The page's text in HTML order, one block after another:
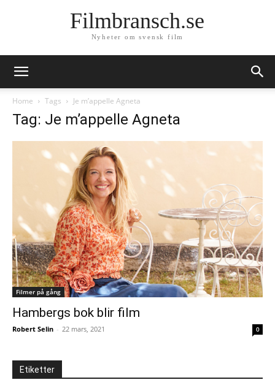
Filmbransch.se
Nyheter om svensk film
Home Tags Je m’appelle Agneta
Tag: Je m’appelle Agneta
Filmer på gång
Hambergs bok blir film
Robert Selin - 22 mars, 2021 0
Etiketter